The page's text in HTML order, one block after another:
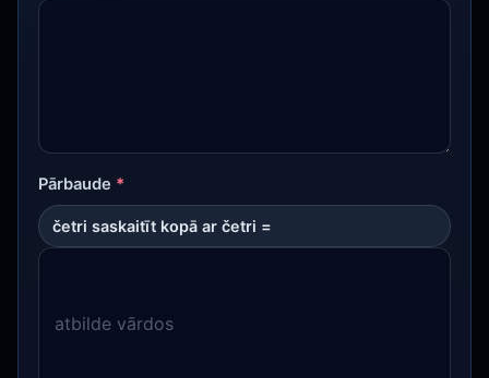
Pārbaude *
četri saskaitīt kopā ar četri =